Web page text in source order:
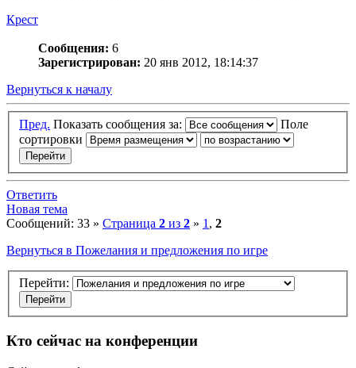
Крест
Сообщения: 6
Зарегистрирован: 20 янв 2012, 18:14:37
Вернуться к началу
Пред. Показать сообщения за:
Поле
сортировки
Ответить
Новая тема
Сообщений: 33 » Страница 2 из 2 » 1 , 2
Вернуться в Пожелания и предложения по игре
Перейти:
Кто сейчас на конференции